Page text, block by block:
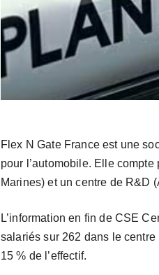
Flex N Gate France est une
pour l’automobile. Elle
Marines) et un centre de R&D
L’information en fin de CSE
salariés sur 262 dans le
15 % de l’effectif.